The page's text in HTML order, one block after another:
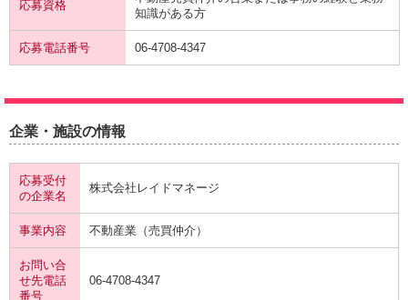
応募資格
知識がある方
応募電話番号 06-4708-4347
企業・施設の情報
応募受付
の企業名
株式会社レイドマネージ
事業内容 不動産業（売買仲介）
お問い合
せ先電話
番号
06-4708-4347